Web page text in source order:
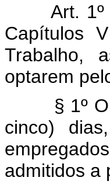
Art.
Capítulos
Trabalho,
optarem
§ 1º O
cinco)
admitidos a